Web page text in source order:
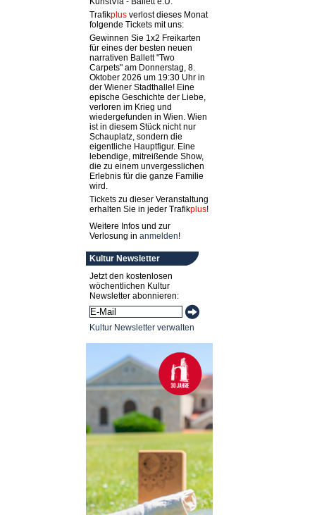
Trafikplusverlost dieses Monat
folgende Tickets mit uns:
Gewinnen Sie 1x2 Freikarten
für eines der besten neuen
narrativen Ballett "Two
Carpets" am Donnerstag, 8.
Oktober 2026 um 19:30 Uhr in
der Wiener Stadthalle! Eine
epische Geschichte der Liebe,
verloren im Krieg und
wiedergefunden in Wien. Wien
ist in diesem Stück nicht nur
Schauplatz, sondern die
eigentliche Hauptfigur. Eine
lebendige, mitreißende Show,
die zu einem unvergesslichen
Erlebnis für die ganze Familie
wird.
Tickets zu dieser Veranstaltung
erhalten Sie in jeder Trafikplus!
Weitere Infos und zur
Verlosung in anmelden!
Kultur Newsletter
Jetzt den kostenlosen
wöchentlichen Kultur
Newsletter abonnieren:
Kultur Newsletter verwalten